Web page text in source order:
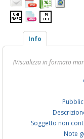
Info
(Visualizza in formato
Soggetto non
Note